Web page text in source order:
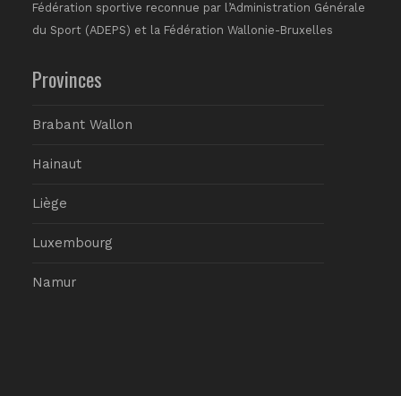
Fédération sportive reconnue par l’Administration Générale
du Sport (ADEPS) et la Fédération Wallonie-Bruxelles
Provinces
Brabant Wallon
Hainaut
Liège
Luxembourg
Namur